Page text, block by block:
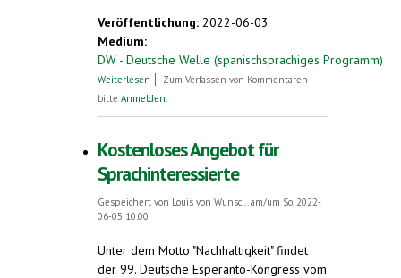
Veröffentlichung: 2022-06-03
Medium:
DW - Deutsche Welle (spanischsprachiges Programm)
Weiterlesen über Celebrarán en Alemania congreso
Zum Verfassen von Kommentaren
bitte Anmelden.
Kostenloses Angebot für
Sprachinteressierte
Gespeichert von Louis von Wunsc...am/um So, 2022-
06-05 10:00
Unter dem Motto "Nachhaltigkeit" findet
der 99. Deutsche Esperanto-Kongress vom